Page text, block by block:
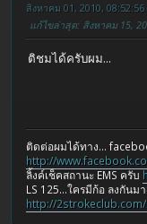
สิงหาคม 01, 2010, 08:52:56
แก้ไขล่าสุด: สิงหาคม 15,
ติชมได้ครับผม...
ติดต่อผมได้ทาง...
http://
ลิ้งค์เช็คสถานะ EMS ครับ
LS 125...ใครมีก้อ ลงกันม
http://